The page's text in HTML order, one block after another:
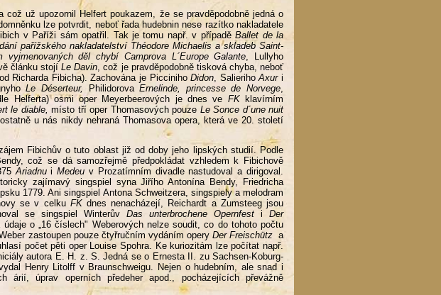
což už upozornil Helfert poukazem, že se pravděpodobně jedná o
lze potvrdit, neboť řada hudebnin nese razítko nakladatele
v Paříži sám opatřil. Tak je tomu např. v případěBallet de la
pařížského nakladatelství Théodore Michaelis a skladeb Saint-
děl chybí Camprova L´Europe Galante , Lullyho
článku stojíLe Davin , což je pravděpodobně tisková chyba, neboť
Richarda Fibicha). Zachována je PiccinihoDidon , SalierihoAxuri
Le Déserteur, PhilidorovaErnelinde, princesse de Norvege
Helferta) osmi oper Meyerbeerových je dnes ve FK klavírním
le diable, místo tří oper Thomasových pouze Le Sonce d´une nuit
ostatně u nás nikdy nehraná Thomasova opera, která ve 20. století
Fibichův o tuto oblast již od doby jeho lipských studií. Podle
což se dá samozřejmě předpokládat vzhledem k Fibichově
AriadnuiMedeu v Prozatímním divadle nastudoval a dirigoval.
zajímavý singspiel syna Jiřího Antonína Bendy, Friedricha
1779. Ani singspiel Antona Schweitzera, singspiely a melodram
se v celku FKdnes nenacházejí, Reichardt a Zumsteeg jsou
se singspiel Winterův Das unterbrochene Opernfest i Der
o „16 číslech" Weberových nelze soudit, co do tohoto počtu
zastoupen pouze čtyřručním vydáním opery Der Freischütz a
počet pěti oper Louise Spohra. Ke kuriozitám lze počítat např.
autora E. H. z. S. Jedná se o Ernesta II. zu Sachsen-Koburg-
Henry Litolff v Braunschweigu. Nejen o hudebním, ale snad i
árií, úprav operních předeher apod., pocházejících převážně